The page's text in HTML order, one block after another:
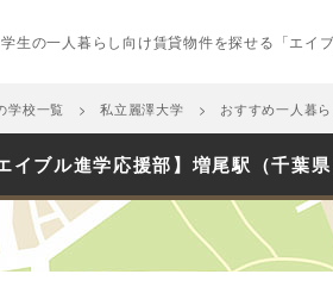
学生の一人暮らし向け賃貸物件を探せる「エイ
学校一覧 私立麗澤大学 おすすめ一人暮
エイブル進学応援部】増尾駅（千葉